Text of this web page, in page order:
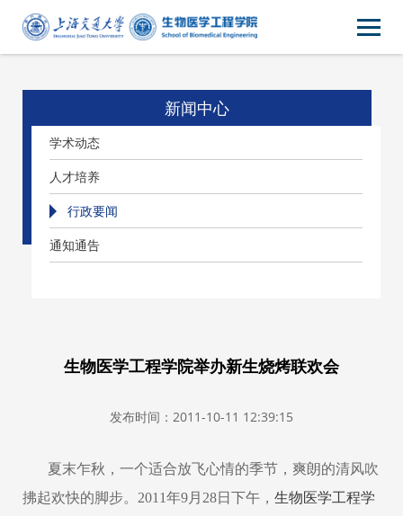
新闻中心
学术动态
人才培养
行政要闻
通知通告
生物医学工程学院举办新生烧烤联欢会
发布时间：2011-10-11 12:39:15
夏末乍秋，一个适合放飞心情的季节，爽朗的清风吹
拂起欢快的脚步。
2011年9月 28日下午， 生物医学工程学